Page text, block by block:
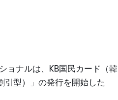
ョナルは、KB国民カード（韓
引型）」の発行を開始した